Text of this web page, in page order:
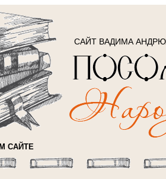
САЙТ ВАДИМА
САЙТЕ